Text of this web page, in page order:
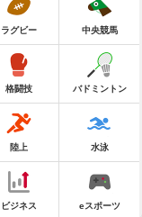
ラグビー 中央競馬
格闘技 バドミントン
陸上 水泳
ビジネス eスポーツ